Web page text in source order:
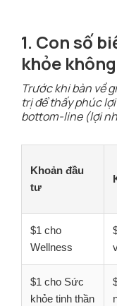
1. Con số
khỏe
Trước khi bàn về
trị để thấy phúc
bottom-line (lợi
Khoản đầu
tư
$1 cho
Wellness
$1 cho Sức
khỏe tinh thần